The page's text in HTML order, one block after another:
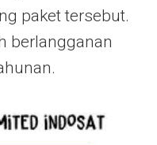
paket tersebut.
berlangganan